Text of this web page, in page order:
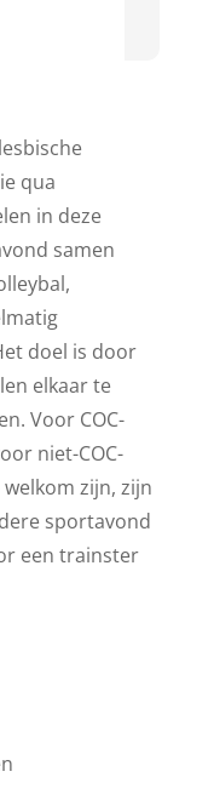
qua
in deze
samen
doel is door
elkaar te
Voor COC-
niet-COC-
zijn, zijn
sportavond
een trainster